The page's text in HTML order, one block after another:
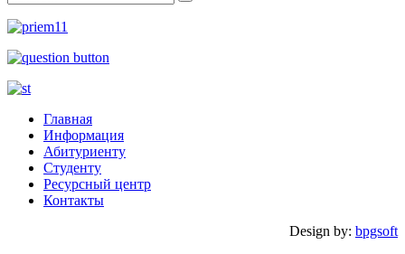
Главная
Информация
Абитуриенту
Студенту
Ресурсный центр
Контакты
Design by: bpgsoft